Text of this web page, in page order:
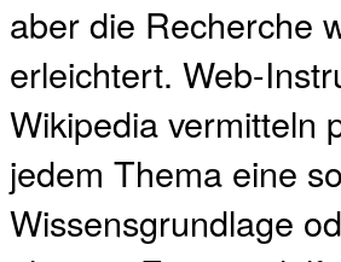
aber die Recherche
erleichtert. Web-
Wikipedia vermitteln
jedem Thema eine
Wissensgrundlage